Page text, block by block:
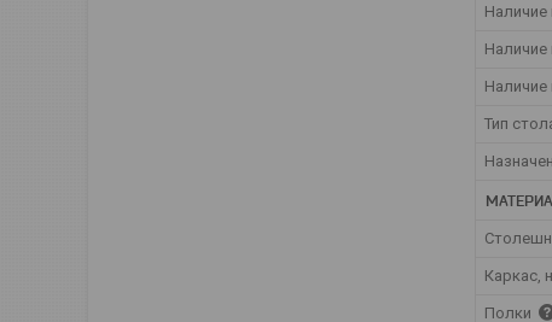
Наличие
Наличие
Тип
Каркас,
Полки